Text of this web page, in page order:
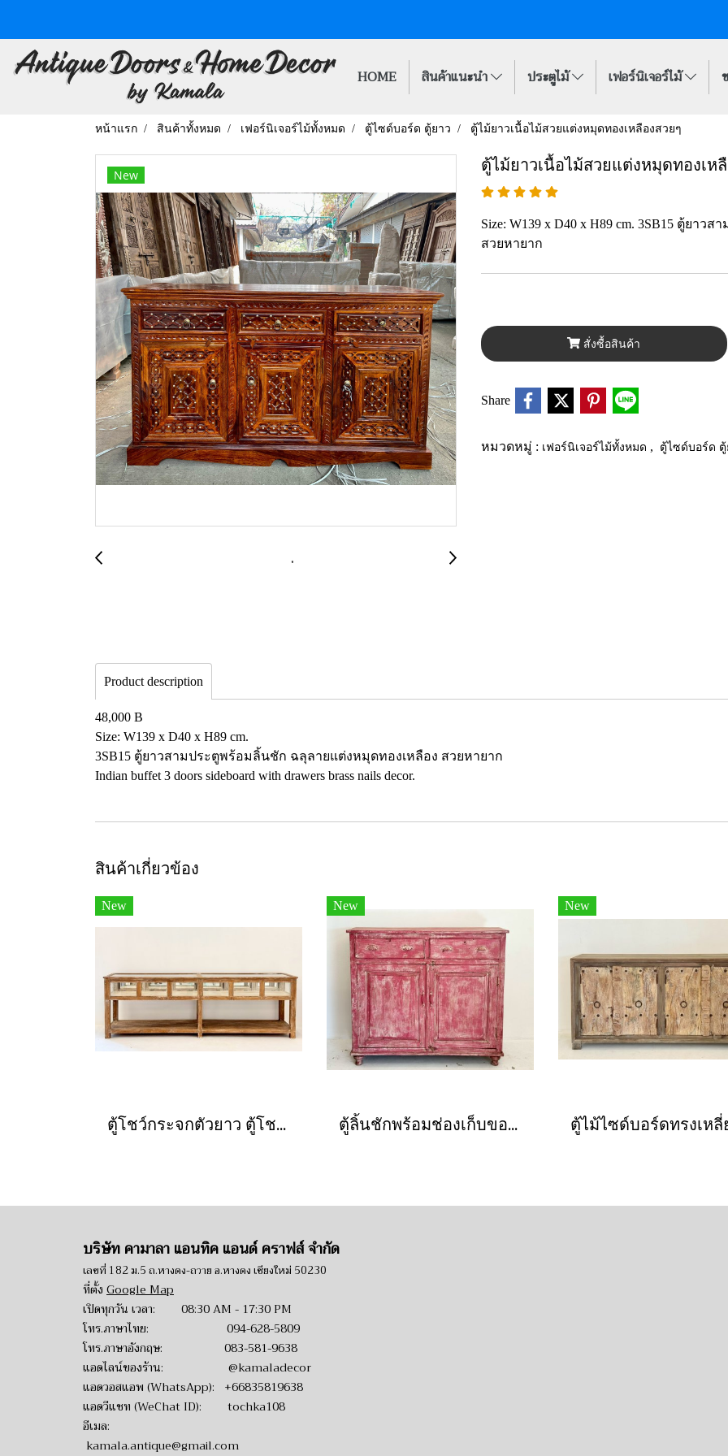
HOME สินค้าแนะนำ ประตูไม้ เฟอร์นิเจอร์ไม้
หน้าแรก สินค้าทั้งหมด เฟอร์นิเจอร์ไม้ทั้งหมด ตู้ไซด์บอร์ด ตู้ยาว ตู้ไม้ยาวเนื้อไม้สวยแต่งหมุดทองเหลืองสวยๆ
New
ตู้ไม้ยาวเนื้อไม้สวยแต่งหมุดทองเห
Size: W139 x D40 x H89 cm. 3SB15 ตู้ยา
สวยหายาก
สั่งซื้อสินค้า
Share
หมวดหมู่ : เฟอร์นิเจอร์ไม้ทั้งหมด , ตู้ไซด์บอร์ด ตู้
Product description
48,000 B
Size: W139 x D40 x H89 cm.
3SB15 ตู้ยาวสามประตูพร้อมลิ้นชัก ฉลุลายแต่งหมุดทองเหลือง สวยหายาก
Indian buffet 3 doors sideboard with drawers brass nails decor.
สินค้าเกี่ยวข้อง
New
ตู้โชว์กระจกตัวยาว ตู้โชว์เครื่องประดับไม้สัก
New
ตู้ลิ้นชักพร้อมช่องเก็บของสีแดงถลอกวินเทจ
New
บริษัท คามาลา แอนทิค แอนด์ คราฟส์ จำกัด
เลขที่ 182 ม.5 ถ.หางดง-ถวาย อ.หางดง เชียงใหม่ 50230
ที่ตั้ง Google Map
เปิดทุกวัน เวลา: 08:30 AM - 17:30 PM
โทร.ภาษาไทย: 094-628-5809
โทร.ภาษาอังกฤษ: 083-581-9638
แอดไลน์ของร้าน: @kamaladecor
แอดวอสแอพ (WhatsApp): +66835819638
แอดวีแชท (WeChat ID): tochka108
อีเมล:
kamala.antique@gmail.com